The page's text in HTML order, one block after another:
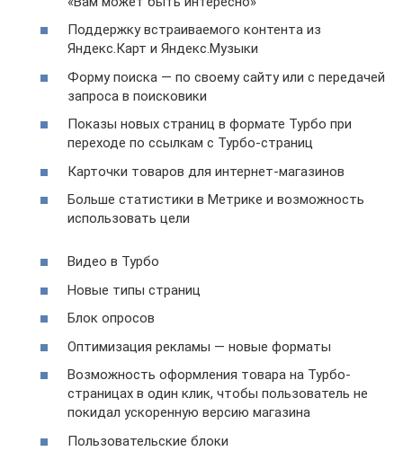
Поддержку встраиваемого контента из
Яндекс.Карт и Яндекс.Музыки
Форму поиска — по своему сайту или с передачей
запроса в поисковики
Показы новых страниц в формате Турбо при
переходе по ссылкам с Турбо-страниц
Карточки товаров для интернет-магазинов
Больше статистики в Метрике и возможность
использовать цели
Видео в Турбо
Новые типы страниц
Блок опросов
Оптимизация рекламы — новые форматы
Возможность оформления товара на Турбо-
страницах в один клик, чтобы пользователь не
покидал ускоренную версию магазина
Пользовательские блоки